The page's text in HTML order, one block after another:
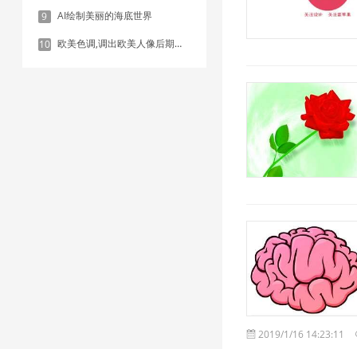
9 AI绘制美丽的海底世界
10 欧美色调,调出欧美人像后期色调实例
2019/1/16 14:23:11